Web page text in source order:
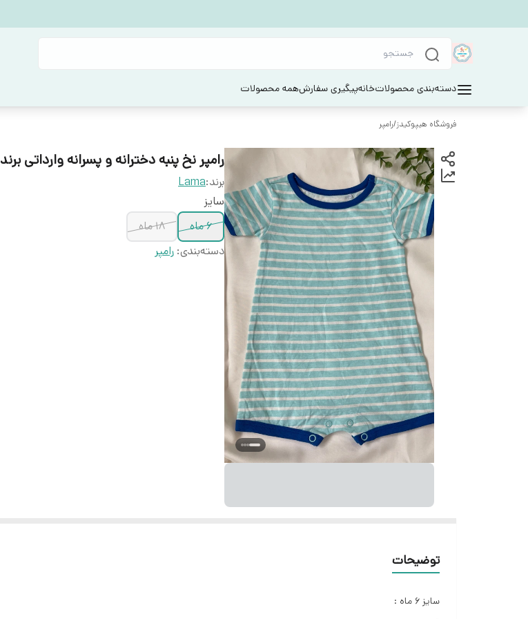
دسته‌بندی محصولاتخانهپیگیری سفارشهمه محصولات
فروشگاه هیپوکیدز/رامپر
رامپر نخ پنبه دخترانه و پسرانه وارداتی برند Lama
برند:Lama
سایز
۶ ماه
۱۸ ماه
دسته‌بندی: رامپر
توضیحات
سایز ۶ ماه :